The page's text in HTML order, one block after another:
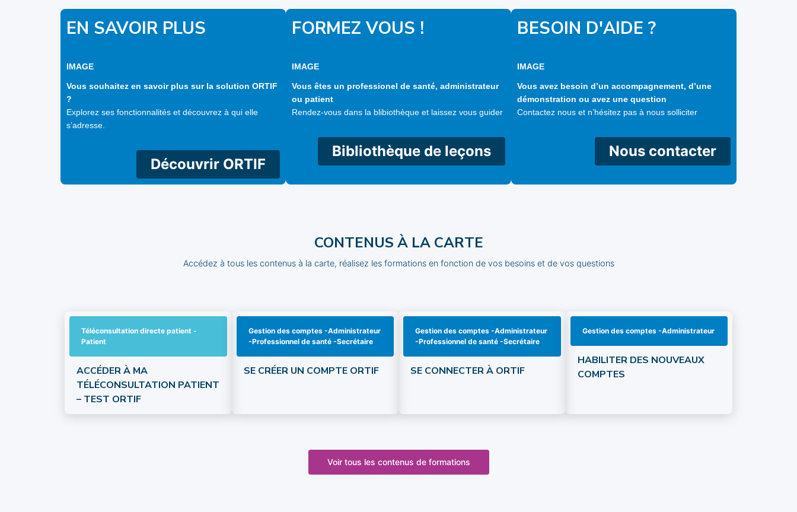
EN SAVOIR PLUS
IMAGE
Vous souhaitez en savoir plus sur la solution ORTIF
?
Explorez ses fonctionnalités et découvrez à qui elle
s’adresse.
Découvrir ORTIF
FORMEZ VOUS !
IMAGE
Vous êtes un professionel de santé, administrateur
ou patient
Rendez-vous dans la blibiothèque et laissez vous guider
Bibliothèque de leçons
BESOIN D'AIDE ?
IMAGE
Vous avez besoin d’un accompagnement, d’une
démonstration ou avez une question
Contactez nous et n’hésitez pas à nous solliciter
Nous contacter
CONTENUS À LA CARTE
Accédez à tous les contenus à la carte, réalisez les formations en fonction de vos besoins et de vos questions
Téléconsultation directe patient -
Patient
ACCÉDER À MA
TÉLÉCONSULTATION PATIENT
– TEST ORTIF
Gestion des comptes -Administrateur
-Professionnel de santé -Secrétaire
SE CRÉER UN COMPTE ORTIF
Gestion des comptes -Administrateur
-Professionnel de santé -Secrétaire
SE CONNECTER À ORTIF
Gestion des comptes -Administrateur
HABILITER DES NOUVEAUX
COMPTES
Voir tous les contenus de formations